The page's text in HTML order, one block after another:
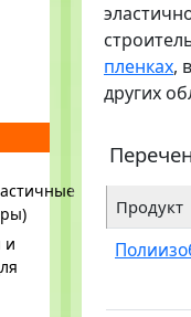
и
пленках,
других
Продукт